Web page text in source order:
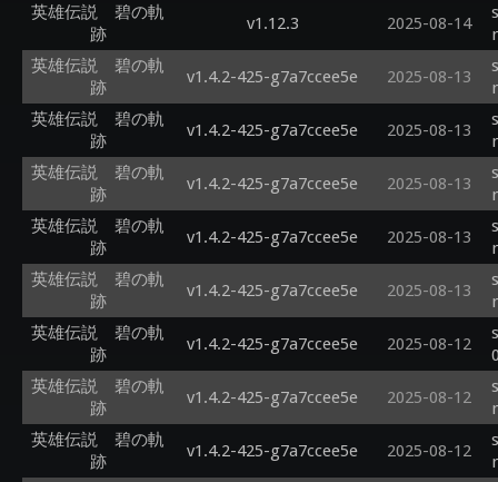
英雄伝説 碧の軌
跡
v1.12.3 2025-08-14
英雄伝説 碧の軌
跡
v1.4.2-425-g7a7ccee5e 2025-08-13
英雄伝説 碧の軌
跡
v1.4.2-425-g7a7ccee5e 2025-08-13
英雄伝説 碧の軌
跡
v1.4.2-425-g7a7ccee5e 2025-08-13
英雄伝説 碧の軌
跡
v1.4.2-425-g7a7ccee5e 2025-08-13
英雄伝説 碧の軌
跡
v1.4.2-425-g7a7ccee5e 2025-08-13
英雄伝説 碧の軌
跡
v1.4.2-425-g7a7ccee5e 2025-08-12
英雄伝説 碧の軌
跡
v1.4.2-425-g7a7ccee5e 2025-08-12
英雄伝説 碧の軌
跡
v1.4.2-425-g7a7ccee5e 2025-08-12